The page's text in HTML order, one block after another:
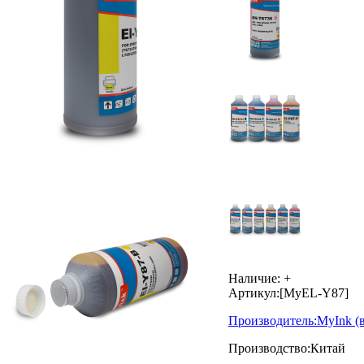
Наличие: +
Артикул:[MyEL-Y87]
Производитель:MyInk
Производство:Китай